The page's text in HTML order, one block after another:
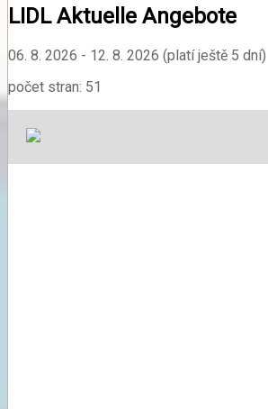
LIDL Aktuelle Angebote
06. 8. 2026 - 12. 8. 2026 (platí ještě 5 dní)
počet stran: 51